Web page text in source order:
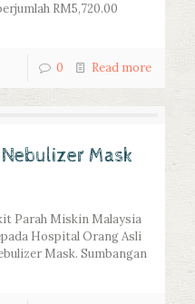
RM5,720.00
0 Read more
Mask
Parah Miskin Malaysia
Hospital Orang Asli
Mask. Sumbangan